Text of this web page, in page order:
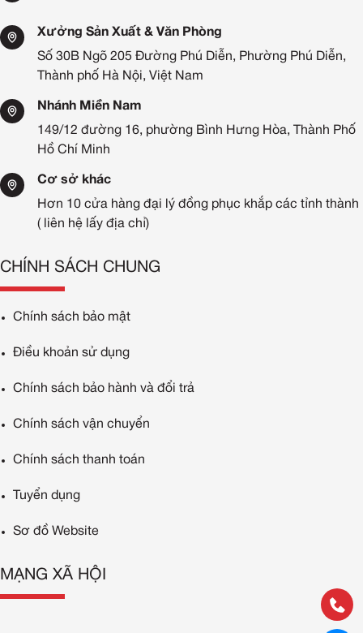
Xưởng Sản Xuất & Văn Phòng
Số 30B Ngõ 205 Đường Phú Diễn, Phường Phú Diễn,
Thành phố Hà Nội, Việt Nam
Nhánh Miền Nam
149/12 đường 16, phường Bình Hưng Hòa, Thành Phố
Hồ Chí Minh
Cơ sở khác
Hơn 10 cửa hàng đại lý đồng phục khắp các tỉnh thành
( liên hệ lấy địa chỉ)
CHÍNH SÁCH CHUNG
Chính sách bảo mật
Điều khoản sử dụng
Chính sách bảo hành và đổi trả
Chính sách vận chuyển
Chính sách thanh toán
Tuyển dụng
Sơ đồ Website
MẠNG XÃ HỘI